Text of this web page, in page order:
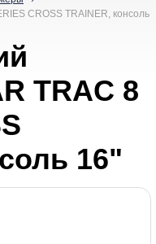
CROSS TRAINER, консоль
TRAC 8
16"